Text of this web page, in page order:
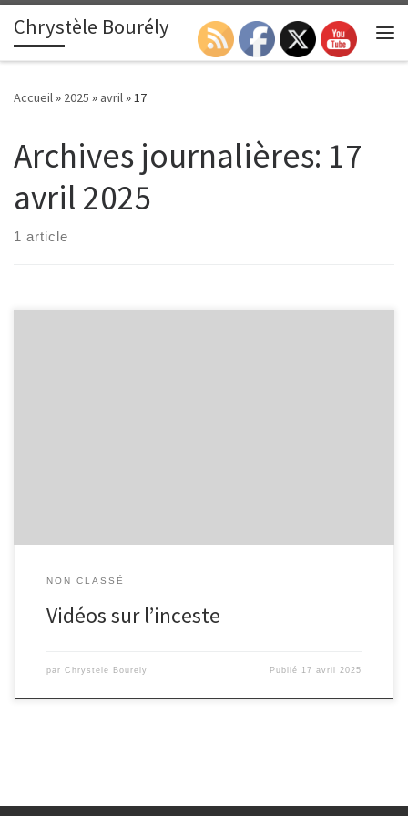
Passer au contenu
Chrystèle Bourély
Search
Accueil» 2025 » avril»17
Archives journalières: 17
avril 2025
1 article
NON CLASSÉ
Vidéos sur l’inceste
par Chrystele Bourely Publié 17 avril 2025